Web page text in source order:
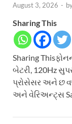
August 3, 2026 -
Sharing This
Sharing
બેટરી, 120Hz
પ્રોસેસર અને છ
અને વેરિઅન્ટ્સ